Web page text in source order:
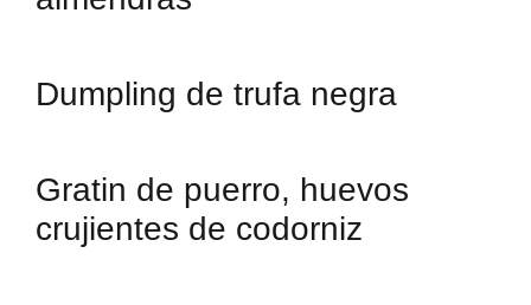
Dumpling de trufa negra
Gratin de puerro, huevos
crujientes de codorniz